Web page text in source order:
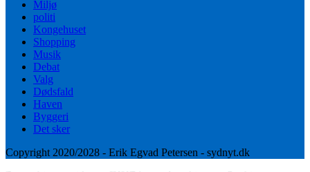
Miljø
politi
Kongehuset
Shopping
Musik
Debat
Valg
Dødsfald
Haven
Byggeri
Det sker
Copyright 2020/2028 - Erik Egvad Petersen - sydnyt.dk